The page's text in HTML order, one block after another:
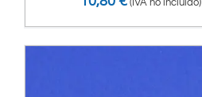
(IVA no incluido)